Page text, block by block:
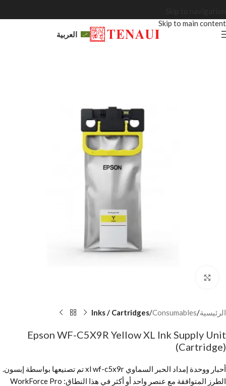
Skip to main content
العربية
الرئيسية Consumables
Inks / Cartridges
Epson WF-C5X9R Yellow XL Ink Supply Unit
(Cartridge)
أحبار ووحدة إمداد الحبر السماوي xl wf-c5x9r تم تصنيعها بواسطة إبسون.
الطرز المتوافقة مع عنصر واحد أو أكثر في هذا النطاق: WorkForce Pro